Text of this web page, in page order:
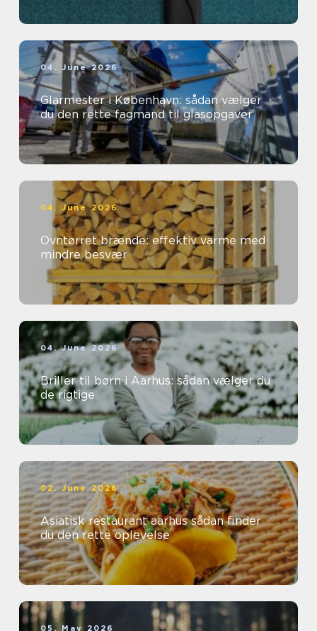
04. June 2026
Glarmester i København: sådan vælger
du den rette fagmand til glasopgaver
04. June 2026
Ovntørret brænde: effektiv varme med
mindre besvær
04. June 2026
Briller til børn i Aarhus: sådan vælger du
de rigtige
02. June 2026
Asiatisk restaurant aarhus sådan finder
du den rette oplevelse
05. May 2026